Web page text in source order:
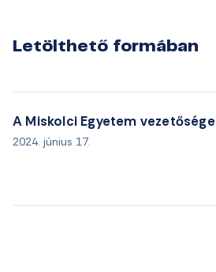
Letölthető formában
A Miskolci Egyetem vezetősége
2024. június 17.